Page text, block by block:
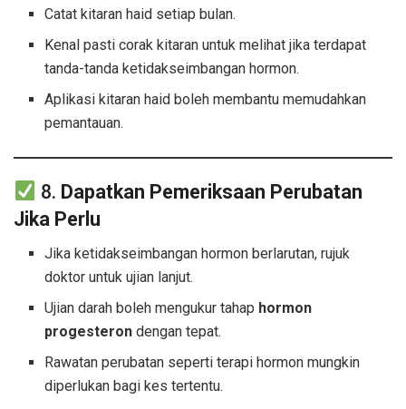
Catat kitaran haid setiap bulan.
Kenal pasti corak kitaran untuk melihat jika terdapat
tanda-tanda ketidakseimbangan hormon.
Aplikasi kitaran haid boleh membantu memudahkan
pemantauan.
8. Dapatkan Pemeriksaan Perubatan
Jika Perlu
Jika ketidakseimbangan hormon berlarutan, rujuk
doktor untuk ujian lanjut.
Ujian darah boleh mengukur tahap hormon
progesteron dengan tepat.
Rawatan perubatan seperti terapi hormon mungkin
diperlukan bagi kes tertentu.